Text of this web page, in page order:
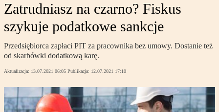
Zatrudniasz na czarno? Fiskus
szykuje podatkowe sankcje
Przedsiębiorca zapłaci PIT za pracownika bez umowy. Dostanie też
od skarbówki dodatkową karę.
Aktualizacja: 13.07.2021 06:05 Publikacja: 12.07.2021 17:10